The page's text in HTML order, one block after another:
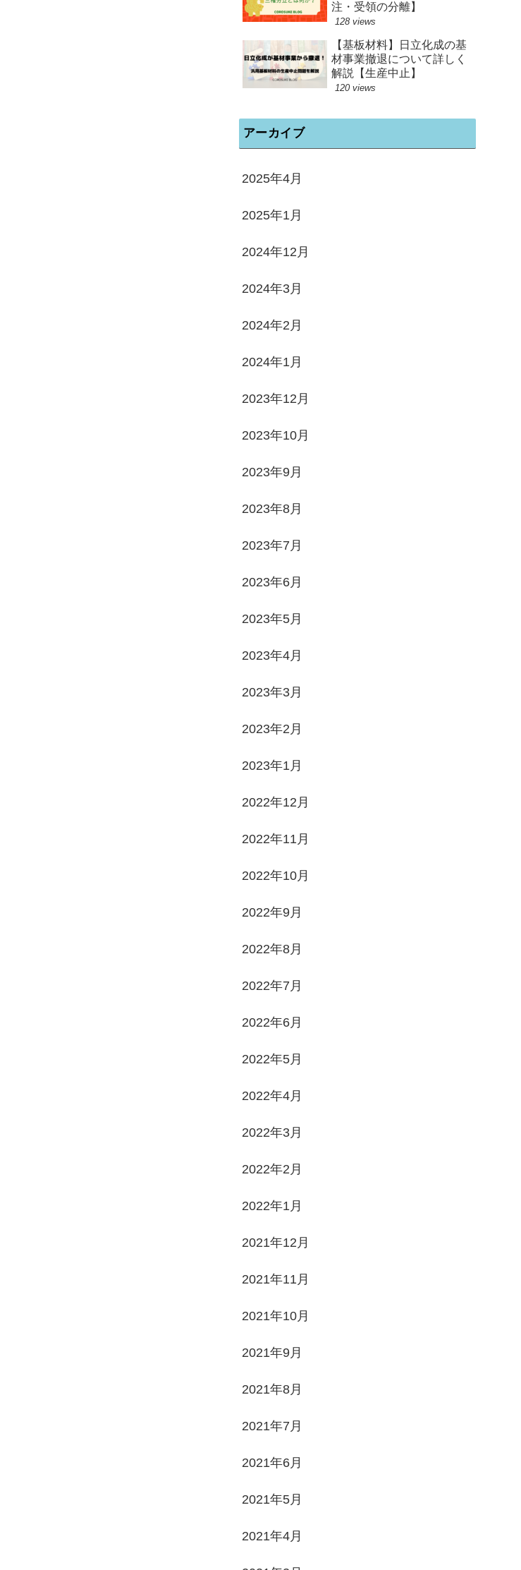
注・受領の分離】
128 views
【基板材料】日立化成の基
材事業撤退について詳しく
解説【生産中止】
120 views
アーカイブ
2025年4月
2025年1月
2024年12月
2024年3月
2024年2月
2024年1月
2023年12月
2023年10月
2023年9月
2023年8月
2023年7月
2023年6月
2023年5月
2023年4月
2023年3月
2023年2月
2023年1月
2022年12月
2022年11月
2022年10月
2022年9月
2022年8月
2022年7月
2022年6月
2022年5月
2022年4月
2022年3月
2022年2月
2022年1月
2021年12月
2021年11月
2021年10月
2021年9月
2021年8月
2021年7月
2021年6月
2021年5月
2021年4月